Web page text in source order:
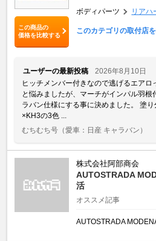
この商品の
価格を比較する
ボディパーツ リアハ
このカテゴリの取付店
ユーザーの最新投稿
2026年8月10日
ヒッチメンバー付きなので逃げるエアロ
と悩みましたが、マーチがインパル羽根
ラバン仕様にする事に決めました。 塗
×KH3の3色 ...
むちむち号 （愛車：日産 キャラバン）
株式会社阿部商会
AUTOSTRADA
活
オススメ記事
AUTOSTRADA